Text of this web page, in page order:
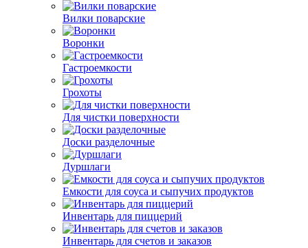
Вилки поварские
Воронки
Гастроемкости
Грохоты
Для чистки поверхности
Доски разделочные
Дуршлаги
Емкости для соуса и сыпучих продуктов
Инвентарь для пиццерий
Инвентарь для счетов и заказов